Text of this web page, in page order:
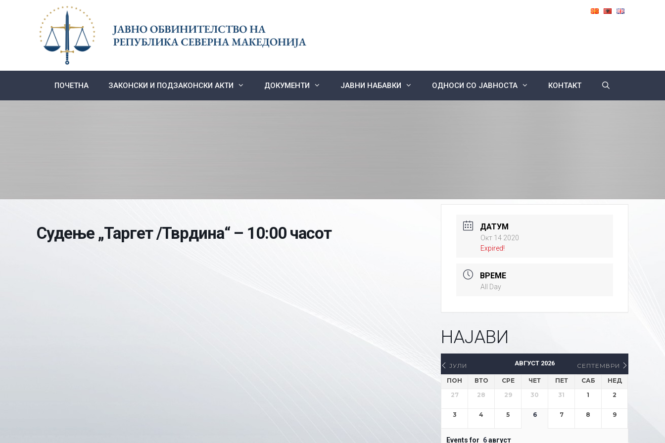
ПОЧЕТНА ЗАКОНСКИ И ПОДЗАКОНСКИ АКТИ ДОКУМЕНТИ ЈАВНИ НАБАВКИ ОДНОСИ СО ЈАВНОСТА КОНТАКТ
Судење „Таргет /Тврдина“ – 10:00 часот ДАТУМ
Окт 14 2020
Expired!
ВРЕМЕ
All Day
НАЈАВИ
ЈУЛИ АВГУСТ 2026
СЕПТЕМВРИ
ПОН
ВТО СРЕ ЧЕТ ПЕТ САБ
НЕД
27
28 29 30 31 1 2
3 4 5 6 7 8 9
Events for 6август